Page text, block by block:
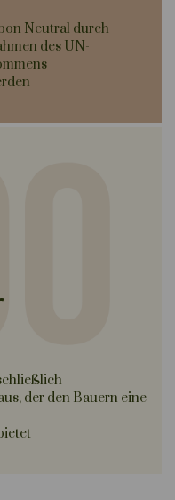
Neutral durch
des UN-
der den Bauern eine